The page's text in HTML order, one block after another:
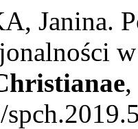
Janina.
,